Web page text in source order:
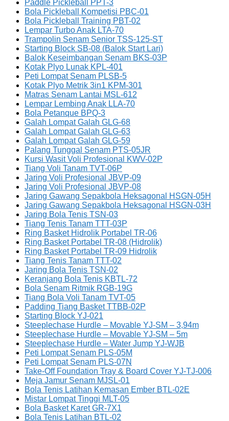
Paddle Pickleball PPT-3
Bola Pickleball Kompetisi PBC-01
Bola Pickleball Training PBT-02
Lempar Turbo Anak LTA-70
Trampolin Senam Senior TSS-125-ST
Starting Block SB-08 (Balok Start Lari)
Balok Keseimbangan Senam BKS-03P
Kotak Plyo Lunak KPL-401
Peti Lompat Senam PLSB-5
Kotak Plyo Metrik 3in1 KPM-301
Matras Senam Lantai MSL-612
Lempar Lembing Anak LLA-70
Bola Petanque BPQ-3
Galah Lompat Galah GLG-68
Galah Lompat Galah GLG-63
Galah Lompat Galah GLG-59
Palang Tunggal Senam PTS-05JR
Kursi Wasit Voli Profesional KWV-02P
Tiang Voli Tanam TVT-06P
Jaring Voli Profesional JBVP-09
Jaring Voli Profesional JBVP-08
Jaring Gawang Sepakbola Heksagonal HSGN-05H
Jaring Gawang Sepakbola Heksagonal HSGN-03H
Jaring Bola Tenis TSN-03
Tiang Tenis Tanam TTT-03P
Ring Basket Hidrolik Portabel TR-06
Ring Basket Portabel TR-08 (Hidrolik)
Ring Basket Portabel TR-09 Hidrolik
Tiang Tenis Tanam TTT-02
Jaring Bola Tenis TSN-02
Keranjang Bola Tenis KBTL-72
Bola Senam Ritmik RGB-19G
Tiang Bola Voli Tanam TVT-05
Padding Tiang Basket TTBB-02P
Starting Block YJ-021
Steeplechase Hurdle – Movable YJ-SM – 3,94m
Steeplechase Hurdle – Movable YJ-SM – 5m
Steeplechase Hurdle – Water Jump YJ-WJB
Peti Lompat Senam PLS-05M
Peti Lompat Senam PLS-07N
Take-Off Foundation Tray & Board Cover YJ-TJ-006
Meja Jamur Senam MJSL-01
Bola Tenis Latihan Kemasan Ember BTL-02E
Mistar Lompat Tinggi MLT-05
Bola Basket Karet GR-7X1
Bola Tenis Latihan BTL-02